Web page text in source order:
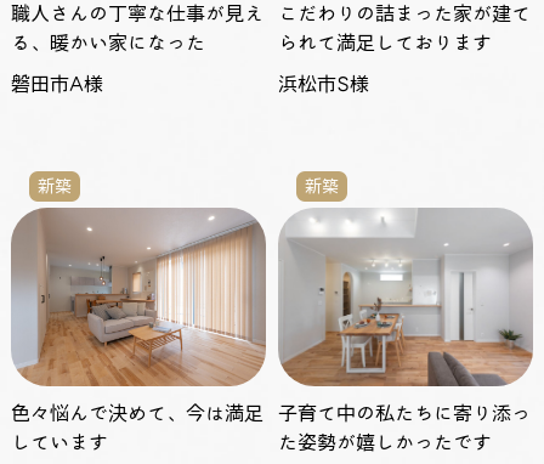
職人さんの丁寧な仕事が見え
る、暖かい家になった
磐田市A様
こだわりの詰まった家が建て
られて満足しております
浜松市S様
新築
色々悩んで決めて、今は満足
しています
新築
子育て中の私たちに寄り添っ
た姿勢が嬉しかったです